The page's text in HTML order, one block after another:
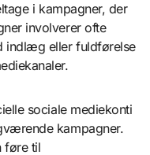
i kampagner, der
involverer ofte
indlæg eller fuldførelse
sociale mediekonti
kampagner.
føre til